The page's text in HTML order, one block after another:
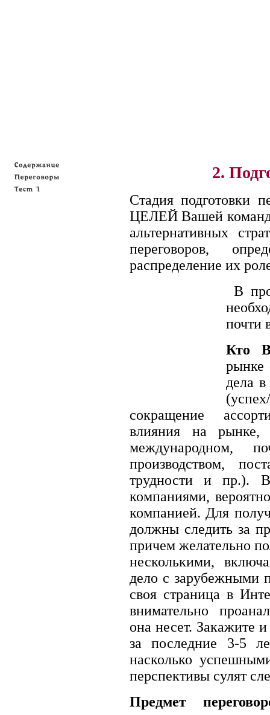
2.
Стадия подготовки
ЦЕЛЕЙ Вашей
альтернативных
переговоров,
распределение их
В
почти
Кто
рынке
дела
сокращение
влияния на рынке,
международном,
производством,
трудности и пр.).
компаниями,
компанией. Для
должны следить за
причем желательно
несколькими,
дело с зарубежными
своя страница в
внимательно
она несет. Закажите
за последние 3-5
насколько
перспективы сулят
Предмет